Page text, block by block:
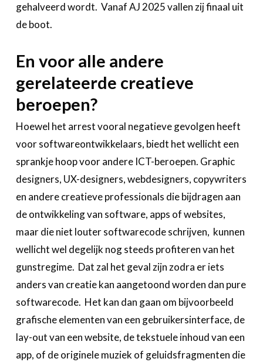
gehalveerd wordt. Vanaf AJ 2025 vallen zij finaal uit
de boot.
En voor alle andere
gerelateerde creatieve
beroepen?
Hoewel het arrest vooral negatieve gevolgen heeft
voor softwareontwikkelaars, biedt het wellicht een
sprankje hoop voor andere ICT-beroepen. Graphic
designers, UX-designers, webdesigners, copywriters
en andere creatieve professionals die bijdragen aan
de ontwikkeling van software, apps of websites,
maar die niet louter softwarecode schrijven, kunnen
wellicht wel degelijk nog steeds profiteren van het
gunstregime. Dat zal het geval zijn zodra er iets
anders van creatie kan aangetoond worden dan pure
softwarecode. Het kan dan gaan om bijvoorbeeld
grafische elementen van een gebruikersinterface, de
lay-out van een website, de tekstuele inhoud van een
app, of de originele muziek of geluidsfragmenten die